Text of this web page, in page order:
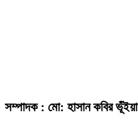
সম্পাদক : মো: হাসান কবির ভূঁইয়া